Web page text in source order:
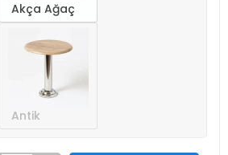
Akça Ağaç
Antik